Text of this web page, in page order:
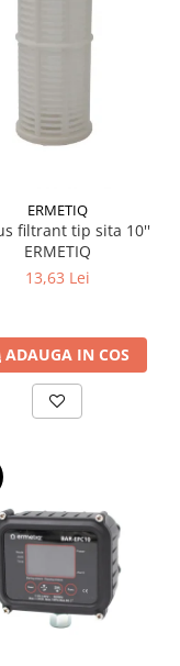
ERMETIQ
filtrant tip sita 10''
ERMETIQ
13,63 Lei
ADAUGA IN COS